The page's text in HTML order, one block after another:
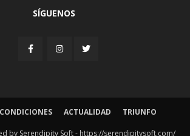
SÍGUENOS
ACTUALIDAD TRIUNFO
by Serendipity Soft - https://serendipitysoft.com/